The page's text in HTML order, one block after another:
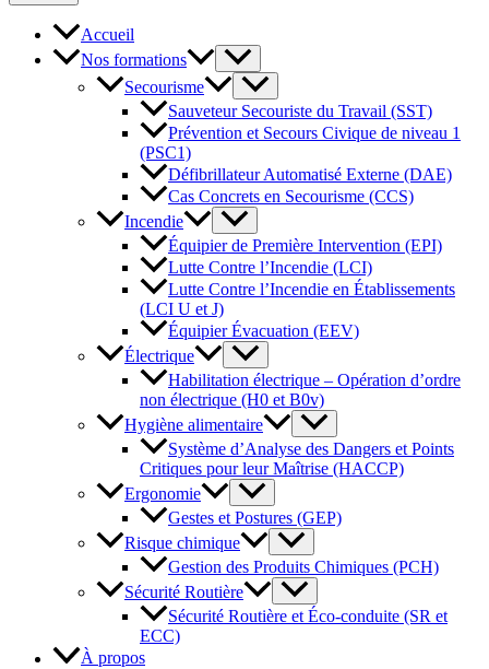
Accueil
Nos formations
Secourisme
Sauveteur Secouriste du Travail (SST)
Prévention et Secours Civique de niveau 1
(PSC1)
Défibrillateur Automatisé Externe (DAE)
Cas Concrets en Secourisme (CCS)
Incendie
Équipier de Première Intervention (EPI)
Lutte Contre l’Incendie (LCI)
Lutte Contre l’Incendie en Établissements
(LCI U et J)
Équipier Évacuation (EEV)
Électrique
Habilitation électrique – Opération d’ordre
non électrique (H0 et B0v)
Hygiène alimentaire
Système d’Analyse des Dangers et Points
Critiques pour leur Maîtrise (HACCP)
Ergonomie
Gestes et Postures (GEP)
Risque chimique
Gestion des Produits Chimiques (PCH)
Sécurité Routière
Sécurité Routière et Éco-conduite (SR et
ECC)
À propos